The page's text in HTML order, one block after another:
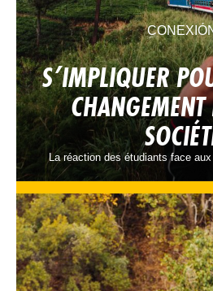
S’IMPLIQUER
La réaction des étudiants face